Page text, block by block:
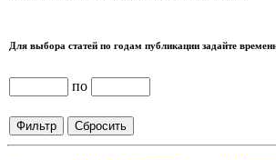
Для выбора статей по годам публикации задайте
по